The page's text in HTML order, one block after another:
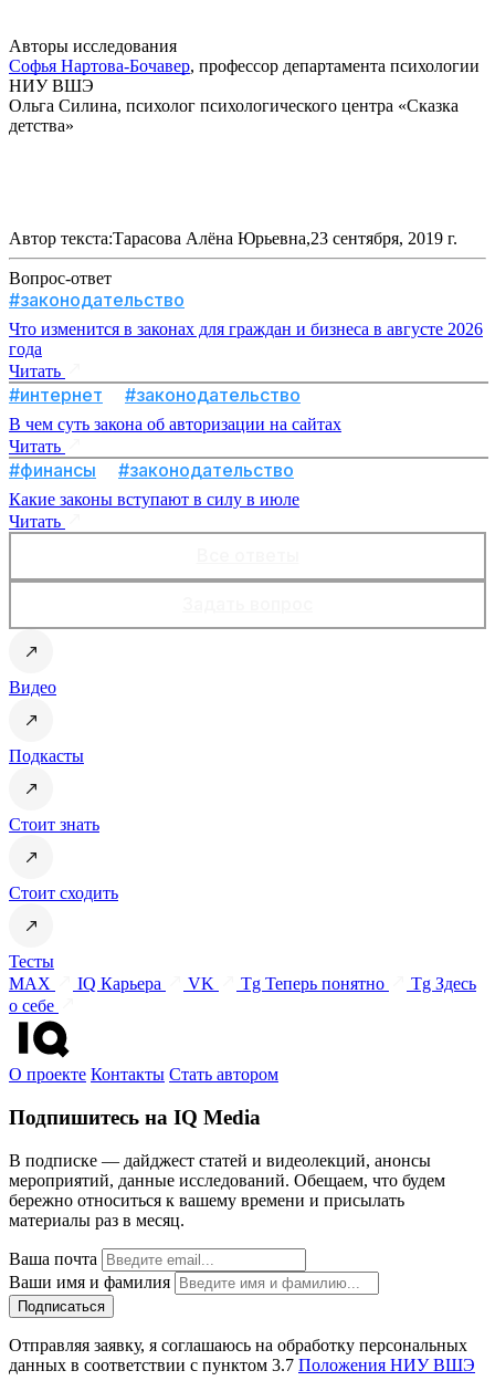
Авторы исследования
Софья Нартова-Бочавер, профессор департамента психологии
НИУ ВШЭ
Ольга Силина, психолог психологического центра «Сказка
детства»
Автор текста:Тарасова Алёна Юрьевна,23 сентября, 2019 г.
Вопрос-ответ
#законодательство
Что изменится в законах для граждан и бизнеса в августе 2026
года
Читать
#интернет #законодательство
В чем суть закона об авторизации на сайтах
Читать
#финансы #законодательство
Какие законы вступают в силу в июле
Читать
Видео
Подкасты
Стоит знать
Стоит сходить
Тесты
MAX
IQ Карьера VK Tg Теперь понятно
Tg Здесь
о себе
О проекте Контакты Стать автором
Подпишитесь на IQ Media
В подписке — дайджест статей и видеолекций, анонсы
мероприятий, данные исследований. Обещаем, что будем
бережно относиться к вашему времени и присылать
материалы раз в месяц.
Ваша почта
Ваши имя и фамилия
Отправляя заявку, я соглашаюсь на обработку персональных
данных в соответствии с пунктом 3.7 Положения НИУ ВШЭ